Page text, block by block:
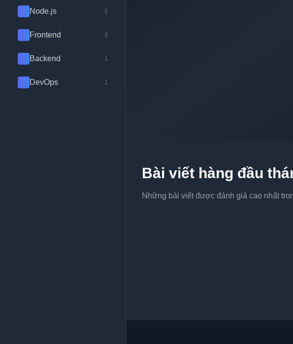
Node.js 5
Frontend 3
Backend 1
DevOps 1
Bài viết hàng đầu
Những bài viết được đánh giá cao nhất